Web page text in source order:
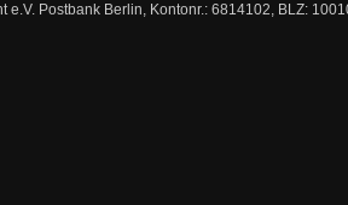
e.V. Postbank Berlin, Kontonr.: 6814102, BLZ: